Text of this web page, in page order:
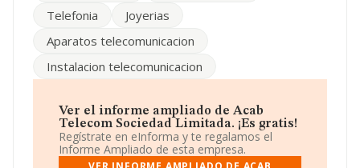
Telefonia
Joyerias
Aparatos telecomunicacion
Instalacion telecomunicacion
Ver el informe ampliado de Acab
Telecom Sociedad Limitada. ¡Es gratis!
Regístrate en eInforma y te regalamos el
Informe Ampliado de esta empresa.